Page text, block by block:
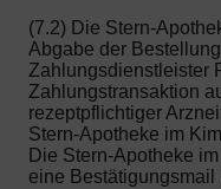
(7.2) Die Stern-
Abgabe der
Zahlungsdienstleister
Zahlungstransaktion
rezeptpflichtiger
Stern-Apotheke im
Die Stern-Apotheke
eine Bestätigungsmail